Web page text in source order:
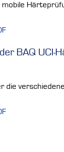
BAQ UCI-
die